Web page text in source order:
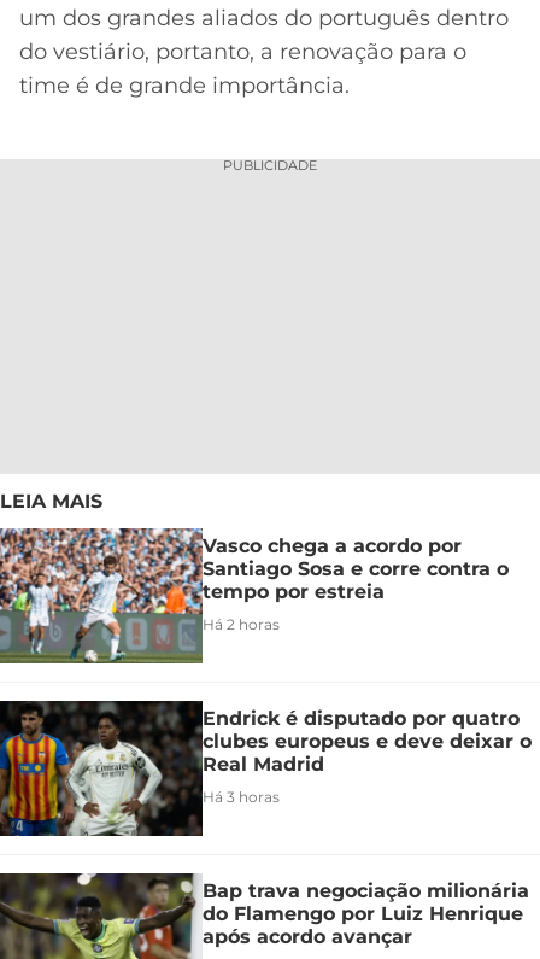
um dos grandes aliados do português dentro
do vestiário, portanto, a renovação para o
time é de grande importância.
PUBLICIDADE
LEIA MAIS
Vasco chega a acordo por
Santiago Sosa e corre contra o
tempo por estreia
Há 2 horas
Endrick é disputado por quatro
clubes europeus e deve deixar o
Real Madrid
Há 3 horas
Bap trava negociação milionária
do Flamengo por Luiz Henrique
após acordo avançar